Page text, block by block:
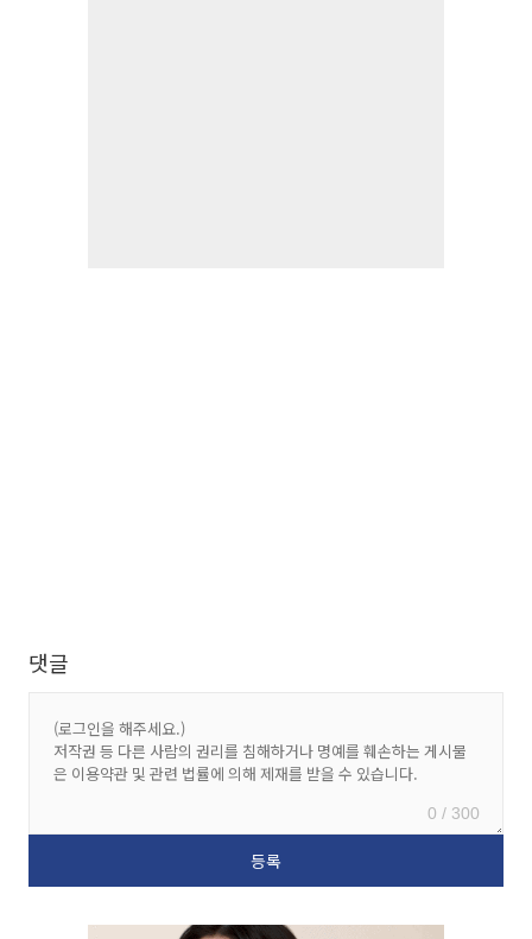
댓글
0 / 300